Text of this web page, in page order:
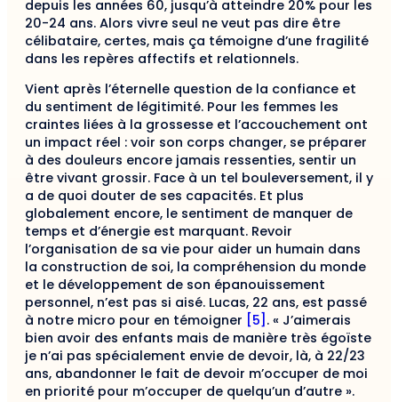
depuis les années 60, jusqu’à atteindre 20% pour les
20-24 ans. Alors vivre seul ne veut pas dire être
célibataire, certes, mais ça témoigne d’une fragilité
dans les repères affectifs et relationnels.
Vient après l’éternelle question de la confiance et
du sentiment de légitimité. Pour les femmes les
craintes liées à la grossesse et l’accouchement ont
un impact réel : voir son corps changer, se préparer
à des douleurs encore jamais ressenties, sentir un
être vivant grossir. Face à un tel bouleversement, il y
a de quoi douter de ses capacités. Et plus
globalement encore, le sentiment de manquer de
temps et d’énergie est marquant. Revoir
l’organisation de sa vie pour aider un humain dans
la construction de soi, la compréhension du monde
et le développement de son épanouissement
personnel, n’est pas si aisé. Lucas, 22 ans, est passé
à notre micro pour en témoigner [5] . « J’aimerais
bien avoir des enfants mais de manière très égoïste
je n’ai pas spécialement envie de devoir, là, à 22/23
ans, abandonner le fait de devoir m’occuper de moi
en priorité pour m’occuper de quelqu’un d’autre ».